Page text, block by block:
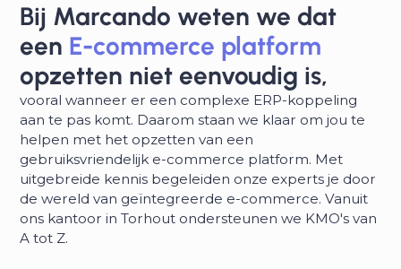
Bij Marcando weten we dat
een E-commerce platform
opzetten niet eenvoudig is,
vooral wanneer er een complexe ERP-koppeling
aan te pas komt. Daarom staan we klaar om jou te
helpen met het opzetten van een
gebruiksvriendelijk e-commerce platform. Met
uitgebreide kennis begeleiden onze experts je door
de wereld van geïntegreerde e-commerce. Vanuit
ons kantoor in Torhout ondersteunen we KMO's van
A tot Z.